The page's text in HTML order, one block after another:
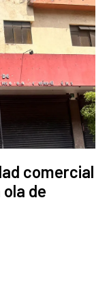
comercial
de